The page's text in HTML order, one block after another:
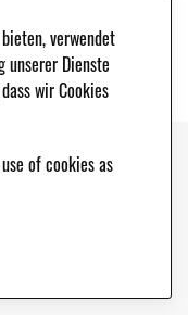
& Co. |IMPRESSUM
verwendet
unserer Dienste
wir Cookies
of cookies as